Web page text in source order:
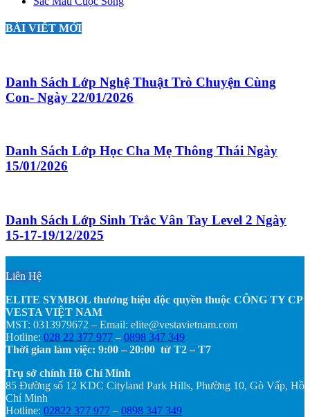
BÀI VIẾT MỚI
Danh Sách Lớp Nghệ Thuật Trò Chuyện Cùng
Con- Ngày 22/01/2026
Danh Sách Lớp Học Cha Mẹ Thông Thái Ngày
15/01/2026
Danh Sách Lớp Sinh Trắc Vân Tay Level 2 Ngày
15-17-19/12/2025
Liên Hệ
ELITE SYMBOL thương hiệu độc quyền thuộc CÔNG TY CP
VESTA VIỆT NAM
MST: 0313979672 – Email: elite@vestavietnam.com
Hotline: 028 22 377 977 – 0898 347 349
Thời gian làm việc: 9:00 – 20:00 từ T2 – T7
Trụ sở chính Hồ Chí Minh
85 Đường số 12 KDC Cityland Park Hills, Phường 10, Gò Vấp, Hồ
Chí Minh
Hotline: 02822 377 977 – 0898 347 349